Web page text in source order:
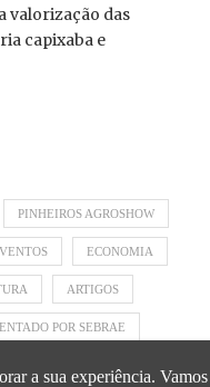
valorização das
capixaba e
PINHEIROS AGROSHOW
ECONOMIA
ARTIGOS
POR SEBRAE
a sua experiência. Vamos